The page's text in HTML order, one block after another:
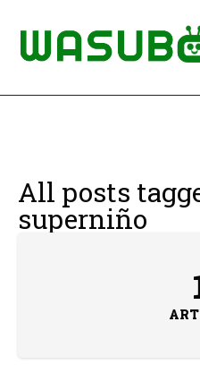
All posts
superniño